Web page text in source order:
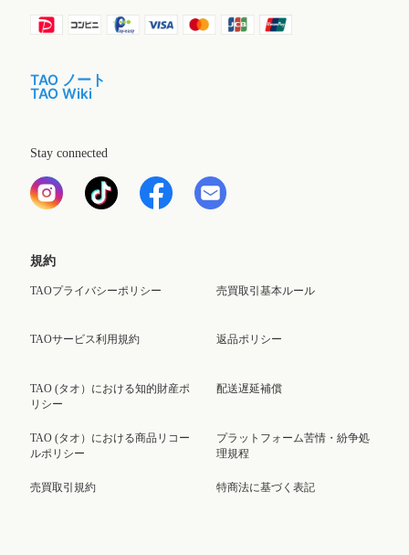
TAO ノート
TAO Wiki
Stay connected
規約
TAOプライバシーポリシー
TAOサービス利用規約
TAO (タオ）における知的財産ポ
リシー
TAO (タオ）における商品リコー
ルポリシー
売買取引規約
売買取引基本ルール
返品ポリシー
配送遅延補償
プラットフォーム苦情・紛争処
理規程
特商法に基づく表記